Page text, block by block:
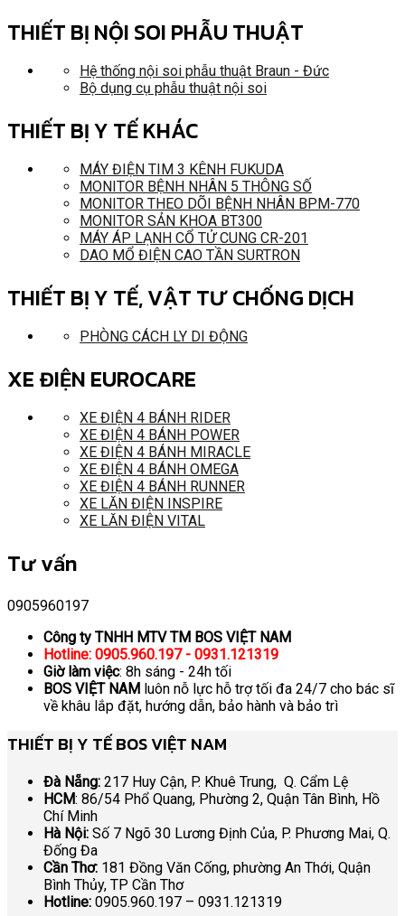
THIẾT BỊ NỘI SOI PHẪU THUẬT
Hệ thống nội soi phẫu thuật Braun - Đức
Bộ dụng cụ phẫu thuật nội soi
THIẾT BỊ Y TẾ KHÁC
MÁY ĐIỆN TIM 3 KÊNH FUKUDA
MONITOR BỆNH NHÂN 5 THÔNG SỐ
MONITOR THEO DÕI BỆNH NHÂN BPM-770
MONITOR SẢN KHOA BT300
MÁY ÁP LẠNH CỔ TỬ CUNG CR-201
DAO MỔ ĐIỆN CAO TẦN SURTRON
THIẾT BỊ Y TẾ, VẬT TƯ CHỐNG DỊCH
PHÒNG CÁCH LY DI ĐỘNG
XE ĐIỆN EUROCARE
XE ĐIỆN 4 BÁNH RIDER
XE ĐIỆN 4 BÁNH POWER
XE ĐIỆN 4 BÁNH MIRACLE
XE ĐIỆN 4 BÁNH OMEGA
XE ĐIỆN 4 BÁNH RUNNER
XE LĂN ĐIỆN INSPIRE
XE LĂN ĐIỆN VITAL
Tư vấn
0905960197
Công ty TNHH MTV TM BOS VIỆT NAM
Hotline: 0905.960.197 - 0931.121319
Giờ làm việc: 8h sáng - 24h tối
BOS VIỆT NAM luôn nỗ lực hỗ trợ tối đa 24/7 cho bác sĩ
về khâu lắp đặt, hướng dẫn, bảo hành và bảo trì
THIẾT BỊ Y TẾ BOS VIỆT NAM
Đà Nẵng: 217 Huy Cận, P. Khuê Trung, Q. Cẩm Lệ
HCM: 86/54 Phổ Quang, Phường 2, Quận Tân Bình, Hồ
Chí Minh
Hà Nội: Số 7 Ngõ 30 Lương Định Của, P. Phương Mai, Q.
Đống Đa
Cần Thơ: 181 Đồng Văn Cống, phường An Thới, Quận
Bình Thủy, TP Cần Thơ
Hotline: 0905.960.197 – 0931.121319